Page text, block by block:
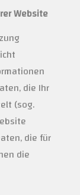
Website
die Ihr
(sog.
die für
die